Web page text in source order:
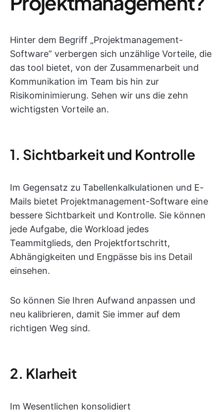
Hinter dem Begriff „Projektmanagement-
Software” verbergen sich unzählige Vorteile, die
das tool bietet, von der Zusammenarbeit und
Kommunikation im Team bis hin zur
Risikominimierung. Sehen wir uns die zehn
wichtigsten Vorteile an.
1. Sichtbarkeit und Kontrolle
Im Gegensatz zu Tabellenkalkulationen und E-
Mails bietet Projektmanagement-Software eine
bessere Sichtbarkeit und Kontrolle. Sie können
jede Aufgabe, die Workload jedes
Teammitglieds, den Projektfortschritt,
Abhängigkeiten und Engpässe bis ins Detail
einsehen.
So können Sie Ihren Aufwand anpassen und
neu kalibrieren, damit Sie immer auf dem
richtigen Weg sind.
2. Klarheit
Im Wesentlichen konsolidiert